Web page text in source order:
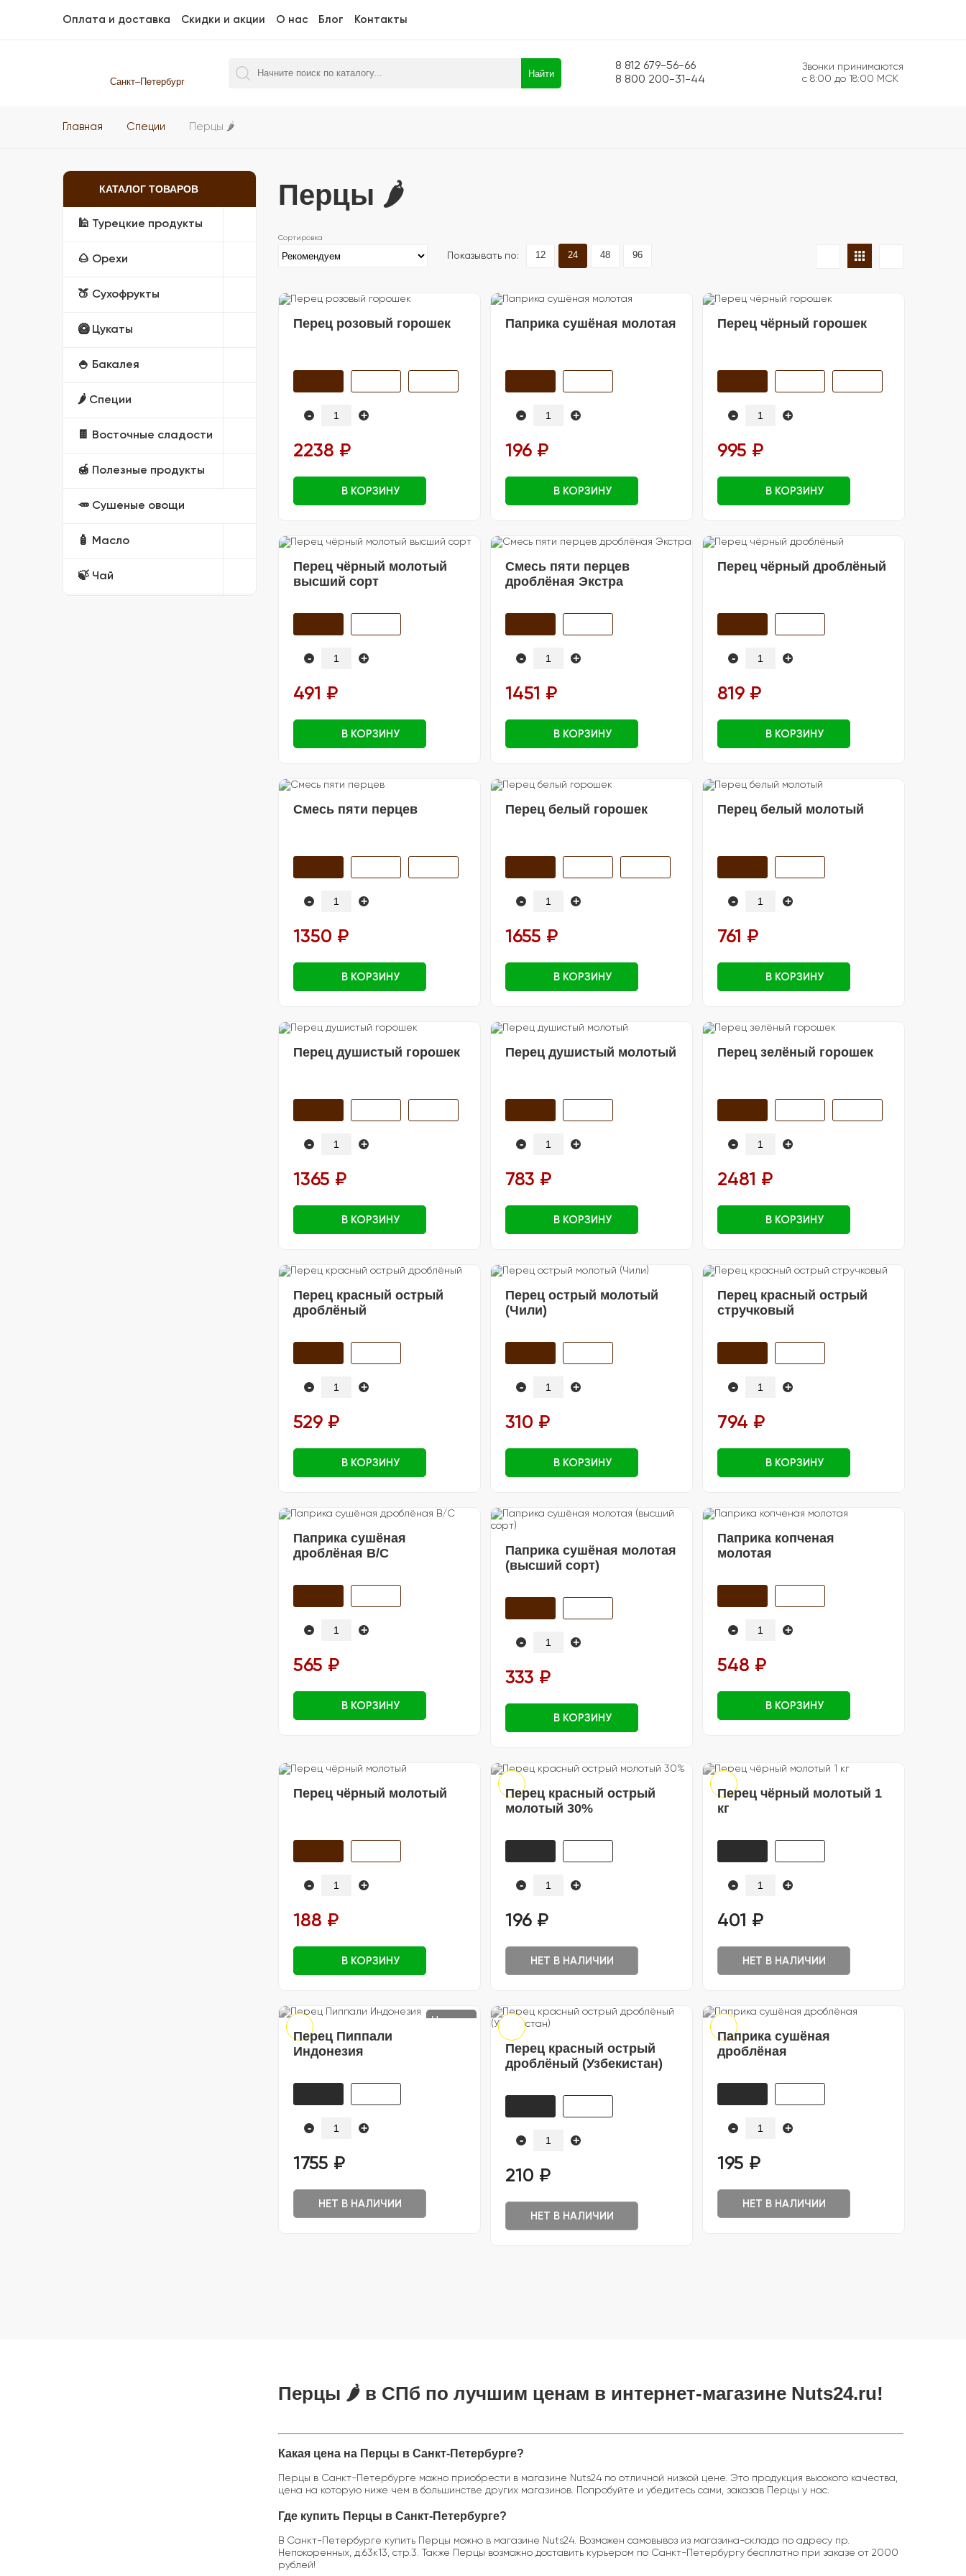
Оплата и доставка Скидки и акции О нас Блог Контакты
Санкт–Петербург
Найти
8 812 679-56-66
8 800 200-31-44
Звонки принимаются
с 8:00 до 18:00 МСК
Главная Специи Перцы 🌶️
КАТАЛОГ ТОВАРОВ
🕌 Турецкие продукты
🌰 Орехи
🍑 Сухофрукты
🥝 Цукаты
🍚 Бакалея
🌶️ Специи
🍫 Восточные сладости
🍯 Полезные продукты
🥕 Сушеные овощи
🧴 Масло
🍃 Чай
Перцы 🌶️
Показывать по: 12 24 48 96
Перец розовый горошек
- +
2238 ₽
В КОРЗИНУ
Паприка сушёная молотая
- +
196 ₽
В КОРЗИНУ
Перец чёрный горошек
- +
995 ₽
В КОРЗИНУ
Перец чёрный молотый
высший сорт
- +
491 ₽
В КОРЗИНУ
Смесь пяти перцев
дроблёная Экстра
- +
1451 ₽
В КОРЗИНУ
Перец чёрный дроблёный
- +
819 ₽
В КОРЗИНУ
Смесь пяти перцев
- +
1350 ₽
В КОРЗИНУ
Перец белый горошек
- +
1655 ₽
В КОРЗИНУ
Перец белый молотый
- +
761 ₽
В КОРЗИНУ
Перец душистый горошек
- +
1365 ₽
В КОРЗИНУ
Перец душистый молотый
- +
783 ₽
В КОРЗИНУ
Перец зелёный горошек
- +
2481 ₽
В КОРЗИНУ
Перец красный острый
дроблёный
- +
529 ₽
В КОРЗИНУ
Перец острый молотый
(Чили)
- +
310 ₽
В КОРЗИНУ
Перец красный острый
стручковый
- +
794 ₽
В КОРЗИНУ
Паприка сушёная
дроблёная В/С
- +
565 ₽
В КОРЗИНУ
Паприка сушёная молотая
(высший сорт)
- +
333 ₽
В КОРЗИНУ
Паприка копченая
молотая
- +
548 ₽
В КОРЗИНУ
Перец чёрный молотый
- +
188 ₽
В КОРЗИНУ
Перец красный острый
молотый 30%
- +
196 ₽
НЕТ В НАЛИЧИИ
Перец чёрный молотый 1
кг
- +
401 ₽
НЕТ В НАЛИЧИИ
Новинка
Перец Пиппали
Индонезия
- +
1755 ₽
НЕТ В НАЛИЧИИ
Перец красный острый
дроблёный (Узбекистан)
- +
210 ₽
НЕТ В НАЛИЧИИ
Паприка сушёная
дроблёная
- +
195 ₽
НЕТ В НАЛИЧИИ
Перцы 🌶️ в СПб по лучшим ценам в интернет-магазине Nuts24.ru!
Какая цена на Перцы в Санкт-Петербурге?
Перцы в Санкт-Петербурге можно приобрести в магазине Nuts24 по отличной низкой цене. Это продукция высокого качества,
цена на которую ниже чем в большинстве других магазинов. Попробуйте и убедитесь сами, заказав Перцы у нас.
Где купить Перцы в Санкт-Петербурге?
В Санкт-Петербурге купить Перцы можно в магазине Nuts24. Возможен самовывоз из магазина-склада по адресу пр.
Непокоренных, д.63к13, стр.3. Также Перцы возможно доставить курьером по Санкт-Петербургу бесплатно при заказе от 2000
рублей!